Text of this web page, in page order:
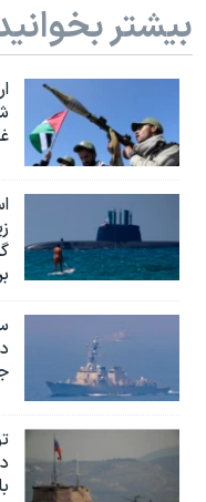
بیشتر